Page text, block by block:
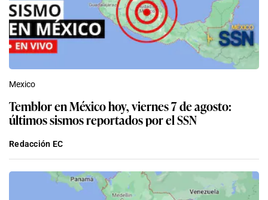
Mexico
Temblor en México hoy, viernes 7 de agosto:
últimos sismos reportados por el SSN
Redacción EC